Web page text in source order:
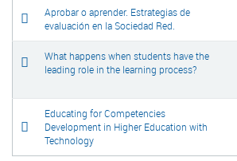
Aprobar o aprender. Estrategias de
evaluación en la Sociedad Red.
What happens when students have the
leading role in the learning process?
Educating for Competencies
Development in Higher Education with
Technology